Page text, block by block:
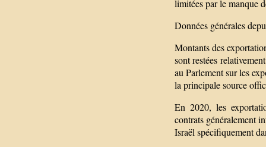
limitées par le manque
Données générales
Montants des
sont restées
au Parlement sur les
la principale source
En 2020, les
contrats généralement
Israël spécifiquement